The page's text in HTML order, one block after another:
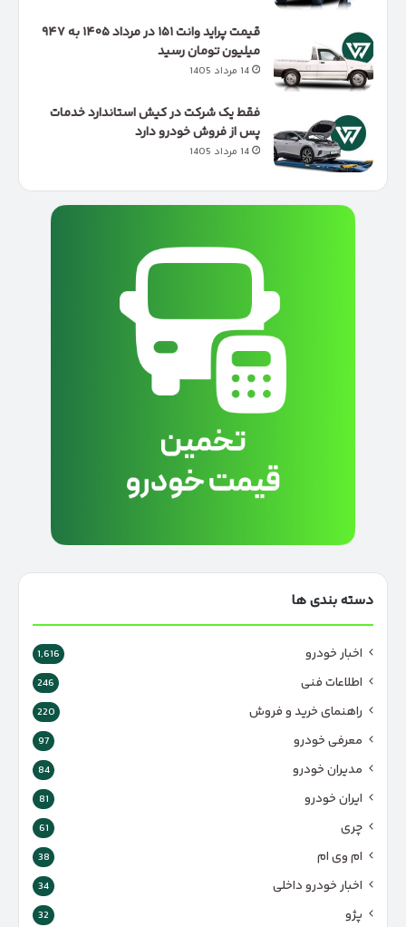
قیمت پراید وانت ۱۵۱ در مرداد ۱۴۰۵ به ۹۴۷
میلیون تومان رسید
14 مرداد 1405
فقط یک شرکت در کیش استاندارد خدمات
پس از فروش خودرو دارد
14 مرداد 1405
دسته بندی ها
اخبار خودرو 1,616
اطلاعات فنی 246
راهنمای خرید و فروش 220
معرفی خودرو 97
مدیران خودرو 84
ایران خودرو 81
چری 61
ام وی ام 38
اخبار خودرو داخلی 34
پژو 32